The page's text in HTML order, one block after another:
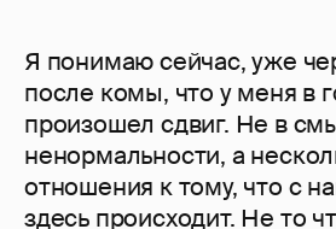
Я понимаю сейчас, уже
после комы, что у меня в
произошел сдвиг. Не в
ненормальности, а
отношения к тому, что с
здесь происходит. Не то